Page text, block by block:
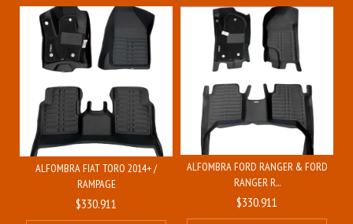
ALFOMBRA FIAT TORO 2014+ /
RAMPAGE
$330.911
ALFOMBRA FORD RANGER & FORD
RANGER R...
$330.911